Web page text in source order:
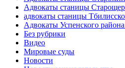
Адвокаты станицы
адвокаты станицы
Адвокаты Успенского
Без рубрики
Видео
Мировые суды
Новости